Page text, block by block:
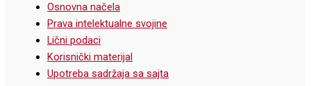
Osnovna načela
Prava intelektualne svojine
Lični podaci
Korisnički materijal
Upotreba sadržaja sa sajta